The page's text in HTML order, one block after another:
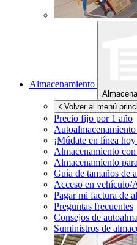
Almacenamiento
Volver al menú
Precio fijo por 1 año
Autoalmacenamiento
¡Múdate en línea
Almacenamiento
Almacenamiento
Guía de tamaños de
Acceso en vehículo/
Pagar mi factura de
Preguntas frecuentes
Consejos de
Suministros de